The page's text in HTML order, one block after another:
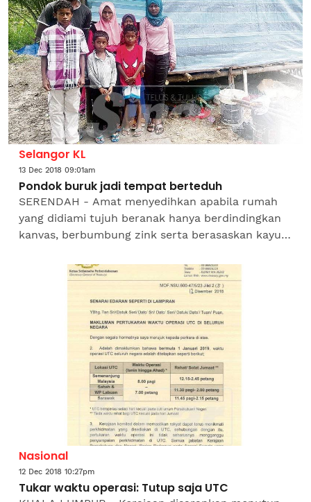
Selangor KL
13 Dec 2018 09:01am
Pondok buruk jadi tempat berteduh
SERENDAH - Amat menyedihkan apabila rumah
yang didiami tujuh beranak hanya berdindingkan
kanvas, berbumbung zink serta berasaskan kayu
Mohammad Ashraf Gopi...
Nasional
12 Dec 2018 10:27pm
Tukar waktu operasi: Tutup saja UTC